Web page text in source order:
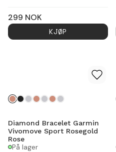
299 NOK
KJØP
Diamond Bracelet Garmin
Vivomove Sport Rosegold
Rose
På lager